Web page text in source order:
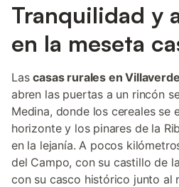
Tranquilidad y
en la meseta
Lascasas rurales en
abren las puertas a un rincón
Medina, donde los cereales se
horizonte y los pinares de la
en la lejanía. A pocos
del Campo, con su castillo de
con su casco histórico junto al